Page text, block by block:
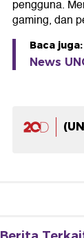
pengguna.
gaming, dan
Baca juga:
News